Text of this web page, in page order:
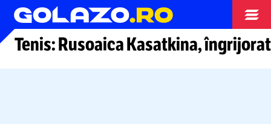
Tenis
Tenis: Rusoaica Kasatkina,